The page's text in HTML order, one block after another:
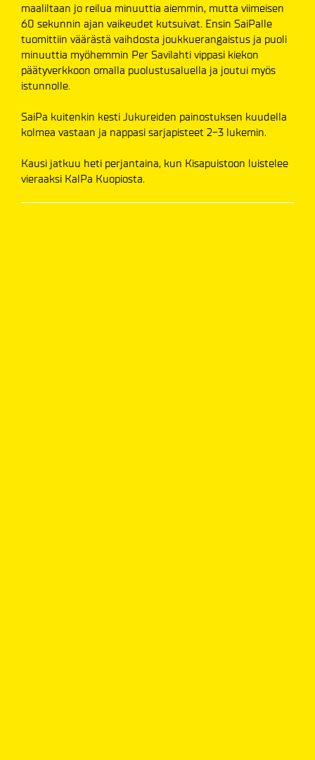
maaliltaan jo reilua minuuttia aiemmin, mutta viimeisen
60 sekunnin ajan vaikeudet kutsuivat. Ensin SaiPalle
tuomittiin väärästä vaihdosta joukkuerangaistus ja puoli
minuuttia myöhemmin Per Savilahti vippasi kiekon
päätyverkkoon omalla puolustusaluella ja joutui myös
istunnolle.
SaiPa kuitenkin kesti Jukureiden painostuksen kuudella
kolmea vastaan ja nappasi sarjapisteet 2-3 lukemin.
Kausi jatkuu heti perjantaina, kun Kisapuistoon luistelee
vieraaksi KalPa Kuopiosta.